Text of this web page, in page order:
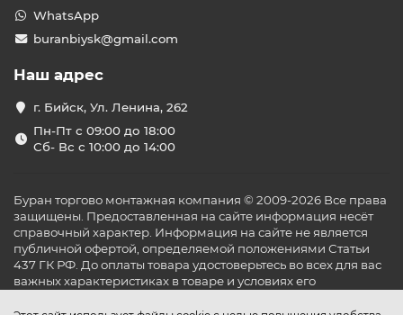
WhatsApp
buranbiysk@gmail.com
Наш адрес
г. Бийск, Ул. Ленина, 262
Пн-Пт с 09:00 до 18:00
Сб- Вс с 10:00 до 14:00
Буран торгово монтажная компания © 2009-2026 Все права
защищены. Предоставленная на сайте информация несёт
справочный характер. Информация на сайте не является
публичной офертой, определяемой положениями Статьи
437 ГК РФ. До оплаты товара удостоверьтесь во всех для вас
важных характеристиках в товаре и условиях его